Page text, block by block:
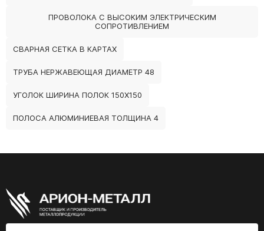
ПРОВОЛОКА С ВЫСОКИМ ЭЛЕКТРИЧЕСКИМ
СОПРОТИВЛЕНИЕМ
СВАРНАЯ СЕТКА В КАРТАХ
ТРУБА НЕРЖАВЕЮЩАЯ ДИАМЕТР 48
УГОЛОК ШИРИНА ПОЛОК 150Х150
ПОЛОСА АЛЮМИНИЕВАЯ ТОЛЩИНА 4